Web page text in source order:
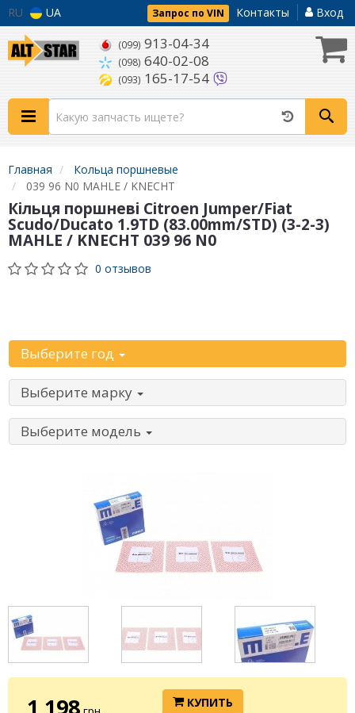
RU UA Запрос по VIN Контакты Вход
(099) 913-04-34
(098) 640-02-08
(093) 165-17-54
Главная
Кольца поршневые
039 96 N0 MAHLE / KNECHT
Кільця поршневі Citroen Jumper/Fiat
Scudo/Ducato 1.9TD (83.00mm/STD) (3-2-3)
MAHLE / KNECHT 039 96 N0
0 отзывов
Выберите год
Выберите марку
Выберите модель
1 198
КУПИТЬ